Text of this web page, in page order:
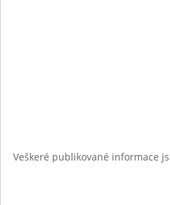
Veškeré publikované informace